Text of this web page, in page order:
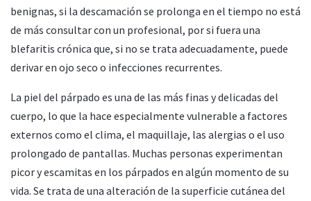
benignas, si la descamación se prolonga en el tiempo no está
de más consultar con un profesional, por si fuera una
blefaritis crónica que, si no se trata adecuadamente, puede
derivar en ojo seco o infecciones recurrentes.
La piel del párpado es una de las más finas y delicadas del
cuerpo, lo que la hace especialmente vulnerable a factores
externos como el clima, el maquillaje, las alergias o el uso
prolongado de pantallas. Muchas personas experimentan
picor y escamitas en los párpados en algún momento de su
vida. Se trata de una alteración de la superficie cutánea del